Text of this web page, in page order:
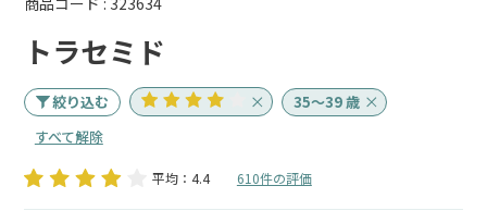
トラセミド
絞り込む
35～39 歳
すべて解除
平均：4.4 610件の評価